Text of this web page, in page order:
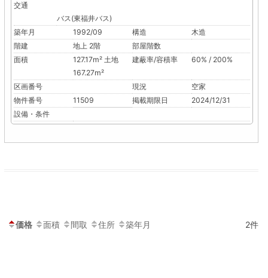
交通
バス(東福井バス)
築年月
1992/09 構造
木造
階建
地上 2階
部屋階数
面積
127.17m² 土地
167.27m²
建蔽率/容積率 60% / 200%
区画番号 現況
空家
物件番号
11509 掲載期限日
2024/12/31
設備・条件
価格 面積 間取 住所 築年月 2件